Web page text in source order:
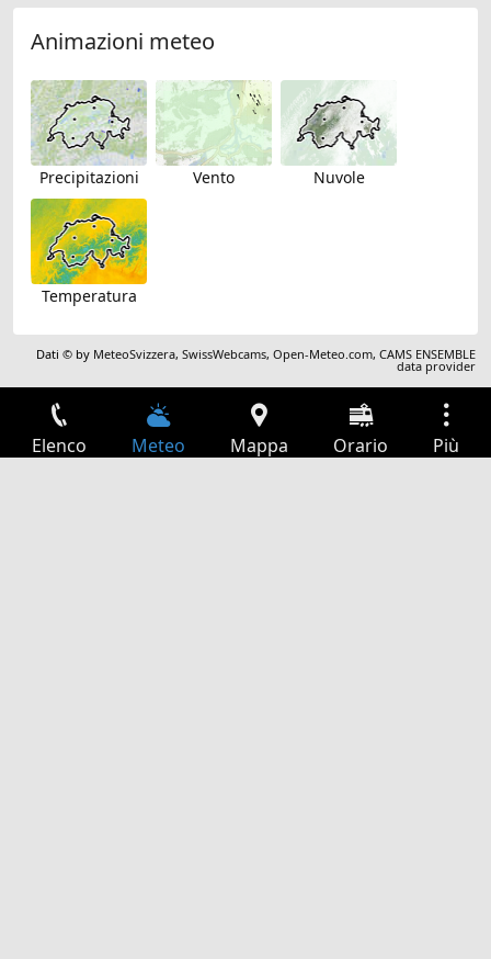
Animazioni meteo
Precipitazioni Vento Nuvole
Temperatura
Dati © by MeteoSvizzera,SwissWebcams,Open-Meteo.com,CAMS ENSEMBLE
data provider
Elenco Meteo Mappa Orario Più